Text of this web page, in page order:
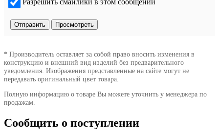
Разрешить смайлики в этом сообщении
* Производитель оставляет за собой право вносить изменения в
конструкцию и внешний вид изделий без предварительного
уведомления. Изображения представленные на сайте могут не
передавать оригинальный цвет товара.
Полную информацию о товаре Вы можете уточнить у менеджера по
продажам.
Сообщить о поступлении